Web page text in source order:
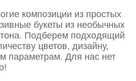
композиции из простых
букеты из необычных
Подберем подходящий
цветов, дизайну,
параметрам. Для нас нет